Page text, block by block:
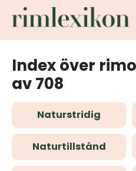
Index över
av 708
Naturstridig
Naturtillstånd